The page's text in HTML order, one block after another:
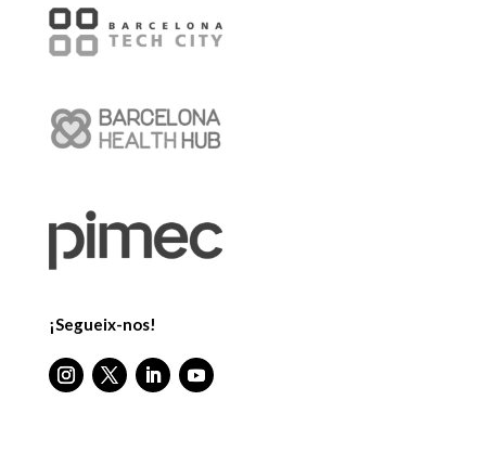
¡Segueix-nos!